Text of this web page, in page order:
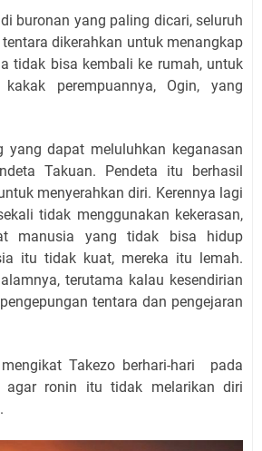
yang paling dicari, seluruh
dikerahkan untuk menangkap
tidak bisa kembali ke rumah, untuk
perempuannya, Ogin, yang
yang dapat meluluhkan keganasan
Takuan. Pendeta itu berhasil
menyerahkan diri. Kerennya lagi
tidak menggunakan kekerasan,
manusia yang tidak bisa hidup
itu tidak kuat, mereka itu lemah.
terutama kalau kesendirian
tentara dan pengejaran
Takezo berhari-hari pada
agar ronin itu tidak melarikan diri